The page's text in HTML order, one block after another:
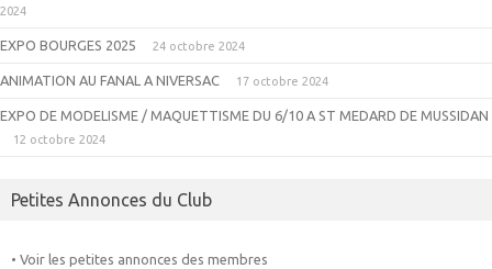
2024
EXPO BOURGES 2025 24 octobre 2024
ANIMATION AU FANAL A NIVERSAC 17 octobre 2024
EXPO DE MODELISME / MAQUETTISME DU 6/10 A ST MEDARD DE MUSSIDAN
12 octobre 2024
Petites Annonces du Club
• Voir les petites annonces des membres